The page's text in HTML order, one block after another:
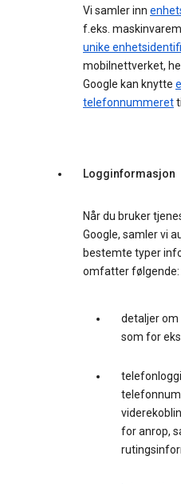
Vi samler inn
f.eks.
unike
mobilnettverket,
Google kan knytte
telefonnummeret
Logginformasjon
Når du bruker
Google, samler vi
bestemte typer
omfatter følgende:
detaljer om
som for
for anrop,